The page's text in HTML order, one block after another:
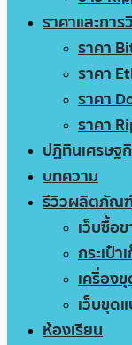
ราคาและการ
ราคา
ราคา
ราคา
ราคา
ปฏิทินเศรษฐ
บทความ
รีวิวผลิตภัณ
เว็บซื้อ
กระเป๋
เครื่อง
เว็บขุด
ห้องเรียน